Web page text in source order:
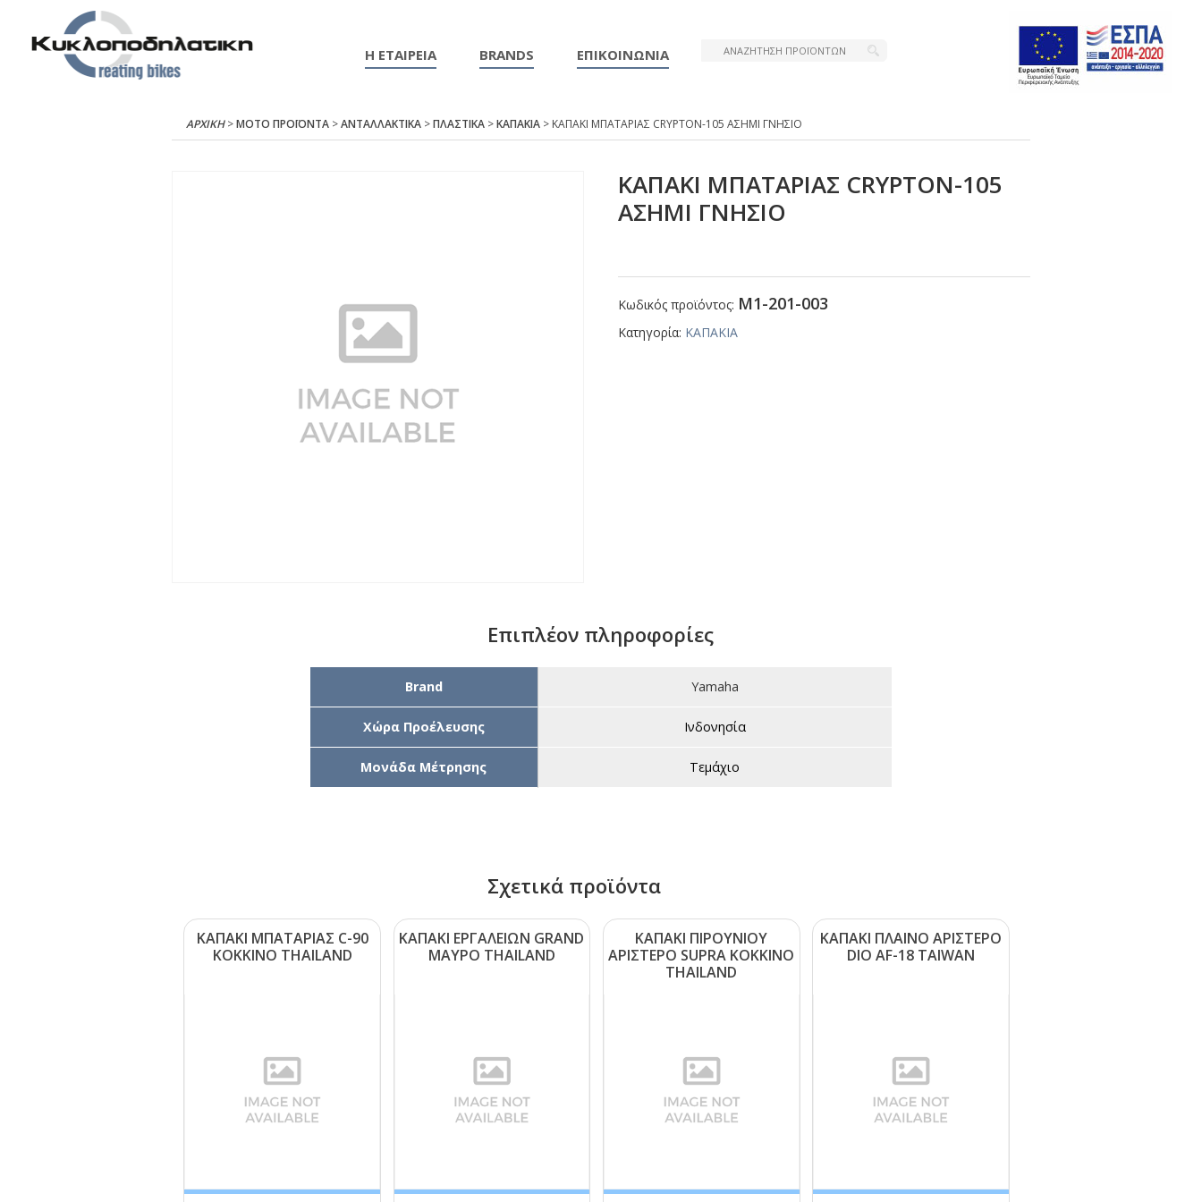
Η ΕΤΑΙΡΕΙΑ BRANDS ΕΠΙΚΟΙΝΩΝΙΑ
ΑΡΧΙΚΉ>ΜΟΤΟ ΠΡΟΪΟΝΤΑ>ΑΝΤΑΛΛΑΚΤΙΚΑ>ΠΛΑΣΤΙΚΑ>ΚΑΠΑΚΙΑ> ΚΑΠΑΚΙ ΜΠΑΤΑΡΙΑΣ CRΥΡΤΟΝ-105 ΑΣΗΜΙ ΓΝΗΣΙΟ
ΚΑΠΑΚΙ ΜΠΑΤΑΡΙΑΣ CRΥΡΤΟΝ-105
ΑΣΗΜΙ ΓΝΗΣΙΟ
Κωδικός προϊόντος: Μ1-201-003
Κατηγορία: ΚΑΠΑΚΙΑ
Επιπλέον πληροφορίες
Brand Yamaha
Χώρα Προέλευσης Ινδονησία
Μονάδα Μέτρησης Τεμάχιο
Σχετικά προϊόντα
ΚΑΠΑΚΙ ΜΠΑΤΑΡΙΑΣ C-90
ΚΟΚΚΙΝΟ ΤΗΑΙLΑΝD
ΚΑΠΑΚΙ ΕΡΓΑΛΕΙΩΝ GRΑΝD
ΜΑΥΡΟ ΤΗΑΙLΑΝD
ΚΑΠΑΚΙ ΠΙΡΟΥΝΙΟΥ
ΑΡΙΣΤΕΡΟ SUΡRΑ ΚΟΚΚΙΝΟ
ΤΗΑΙLΑΝD
ΚΑΠΑΚΙ ΠΛΑΙΝΟ ΑΡΙΣΤΕΡΟ
DΙΟ ΑF-18 ΤΑΙWΑΝ